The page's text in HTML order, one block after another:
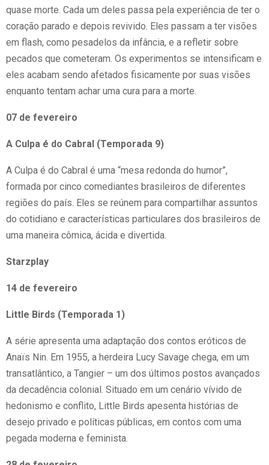
quase morte. Cada um deles passa pela experiência de ter o
coração parado e depois revivido. Eles passam a ter visões
em flash, como pesadelos da infância, e a refletir sobre
pecados que cometeram. Os experimentos se intensificam e
eles acabam sendo afetados fisicamente por suas visões
enquanto tentam achar uma cura para a morte.
07 de fevereiro
A Culpa é do Cabral (Temporada 9)
A Culpa é do Cabral é uma “mesa redonda do humor”,
formada por cinco comediantes brasileiros de diferentes
regiões do país. Eles se reúnem para compartilhar assuntos
do cotidiano e características particulares dos brasileiros de
uma maneira cômica, ácida e divertida.
Starzplay
14 de fevereiro
Little Birds (Temporada 1)
A série apresenta uma adaptação dos contos eróticos de
Anaïs Nin. Em 1955, a herdeira Lucy Savage chega, em um
transatlântico, a Tangier – um dos últimos postos avançados
da decadência colonial. Situado em um cenário vívido de
hedonismo e conflito, Little Birds apesenta histórias de
desejo privado e políticas públicas, em contos com uma
pegada moderna e feminista.